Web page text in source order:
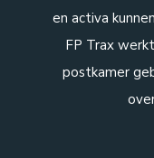
en activa
FP Trax
postkamer